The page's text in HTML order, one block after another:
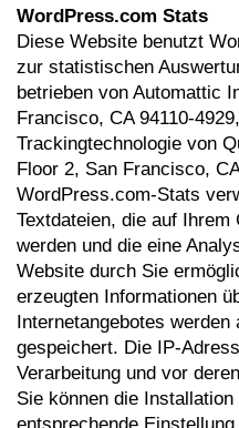
WordPress.com Stats
Diese Website benutzt
zur statistischen
betrieben von Automattic
Francisco, CA 94110-
Trackingtechnologie von
Floor 2, San Francisco,
WordPress.com-Stats
Textdateien, die auf
werden und die eine
Website durch Sie
erzeugten Informationen
Internetangebotes
gespeichert. Die IP-
Verarbeitung und vor
Sie können die